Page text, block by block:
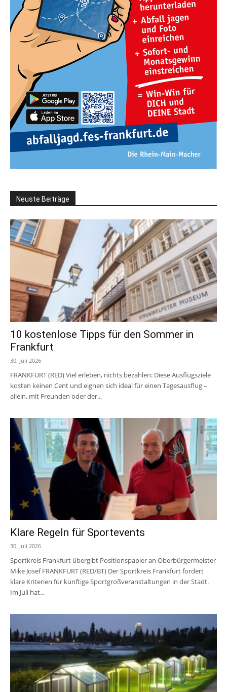
Neuste Beiträge
10 kostenlose Tipps für den Sommer in
Frankfurt
30. Juli 2026
FRANKFURT (RED) Viel erleben, nichts bezahlen: Diese Ausflugsziele
kosten keinen Cent und eignen sich ideal für einen Tagesausflug –
allein, mit Freunden oder der...
Klare Regeln für Sportevents
30. Juli 2026
Sportkreis Frankfurt übergibt Positionspapier an Oberbürgermeister
Mike Josef FRANKFURT (RED/BT) Der Sportkreis Frankfurt fordert
klare Kriterien für künftige Sportgroßveranstaltungen in der Stadt.
Im Juli hat...